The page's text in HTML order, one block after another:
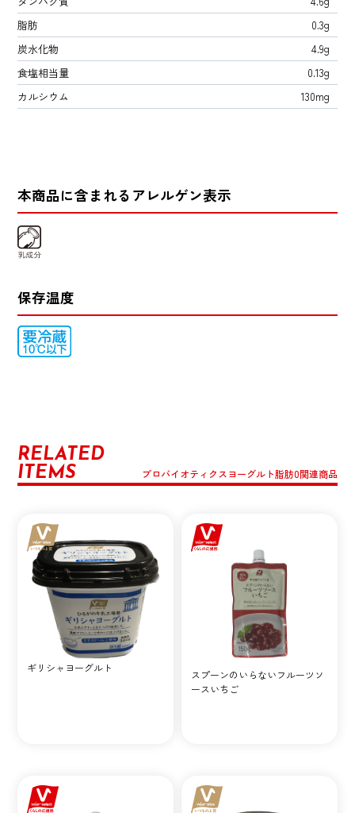
脂肪
0.3g
炭水化物
4.9g
食塩相当量
0.13g
カルシウム
130mg
本商品に含まれるアレルゲン表示
保存温度
RELATED
ITEMS
プロバイオティクスヨーグルト脂肪0関連商品
ギリシャヨーグルト
スプーンのいらないフルーツソ
ースいちご